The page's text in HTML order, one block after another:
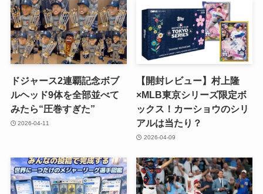
ドジャース2連覇記念ボブ
ルヘッド9体を全部並べて
みたら“圧巻すぎた”
2026-04-11
【開封レビュー】村上隆
×MLB東京シリーズ限定ボ
ックス！カーショウのシリ
アルは当たり？
2026-04-09